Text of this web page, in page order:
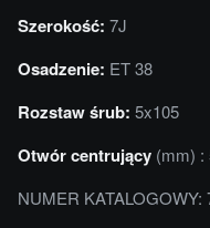
Szerokość: 7J
Osadzenie: ET 38
Rozstaw śrub: 5x105
Otwór centrujący (mm) :
NUMER KATALOGOWY: